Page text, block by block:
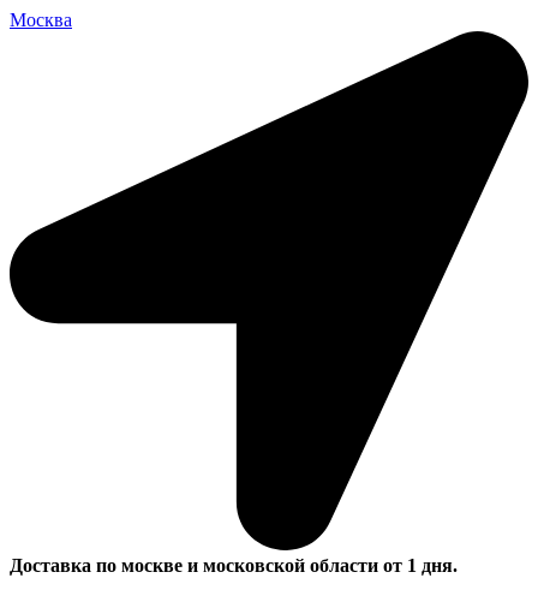
Москва
Доставка по москве и московской области от 1 дня.